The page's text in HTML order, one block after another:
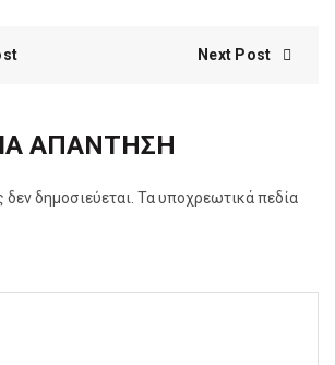
Next Post
ΑΠΆΝΤΗΣΗ
δημοσιεύεται. Τα υποχρεωτικά πεδία